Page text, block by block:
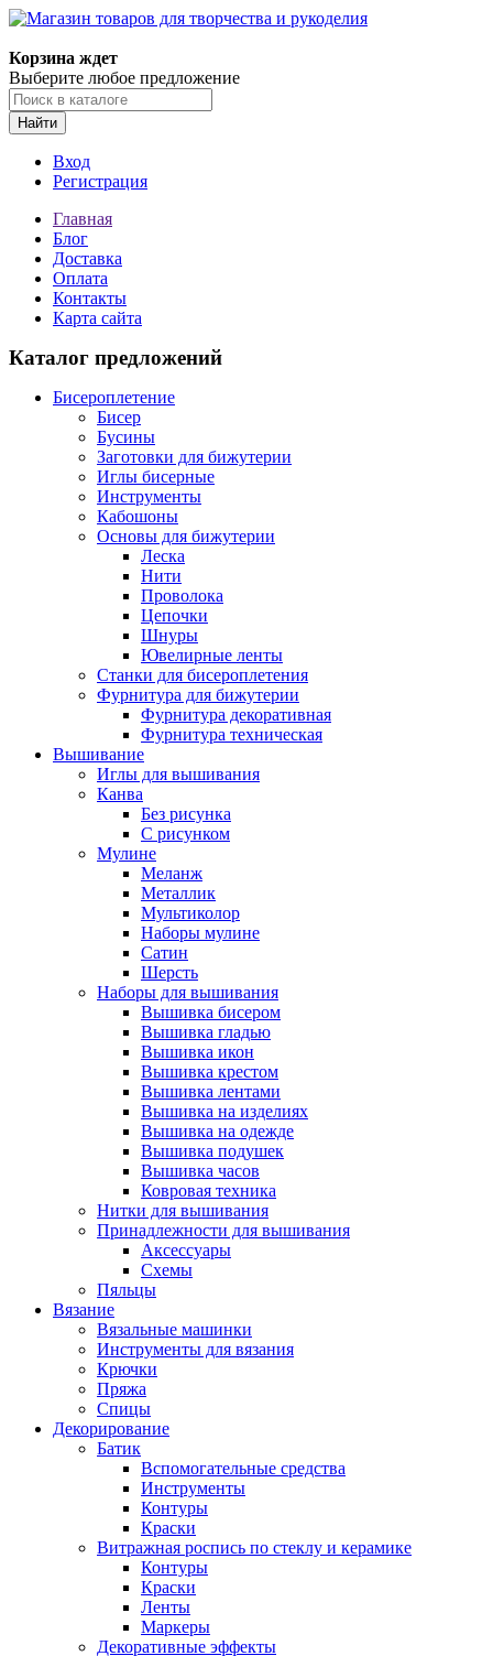
Корзина ждет
Выберите любое предложение
Найти
Вход
Регистрация
Главная
Блог
Доставка
Оплата
Контакты
Карта сайта
Каталог предложений
Бисероплетение
Бисер
Бусины
Заготовки для бижутерии
Иглы бисерные
Инструменты
Кабошоны
Основы для бижутерии
Леска
Нити
Проволока
Цепочки
Шнуры
Ювелирные ленты
Станки для бисероплетения
Фурнитура для бижутерии
Фурнитура декоративная
Фурнитура техническая
Вышивание
Иглы для вышивания
Канва
Без рисунка
С рисунком
Мулине
Меланж
Металлик
Мультиколор
Наборы мулине
Сатин
Шерсть
Наборы для вышивания
Вышивка бисером
Вышивка гладью
Вышивка икон
Вышивка крестом
Вышивка лентами
Вышивка на изделиях
Вышивка на одежде
Вышивка подушек
Вышивка часов
Ковровая техника
Нитки для вышивания
Принадлежности для вышивания
Аксессуары
Схемы
Пяльцы
Вязание
Вязальные машинки
Инструменты для вязания
Крючки
Пряжа
Спицы
Декорирование
Батик
Вспомогательные средства
Инструменты
Контуры
Краски
Витражная роспись по стеклу и керамике
Контуры
Краски
Ленты
Маркеры
Декоративные эффекты